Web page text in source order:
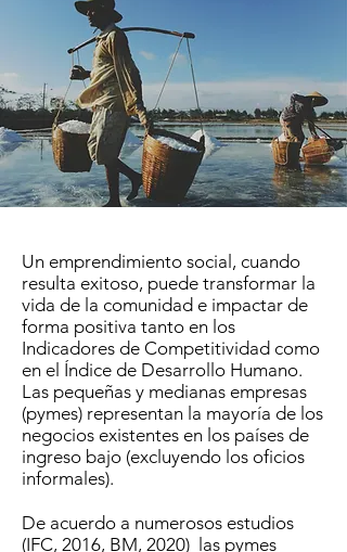
Un emprendimiento social, cuando
resulta exitoso, puede transformar la
vida de la comunidad e impactar de
forma positiva tanto en los
Indicadores de Competitividad como
en el Índice de Desarrollo Humano.
Las pequeñas y medianas empresas
(pymes) representan la mayoría de los
negocios existentes en los países de
ingreso bajo (excluyendo los oficios
informales).
De acuerdo a numerosos estudios
(IFC, 2016, BM, 2020) las pymes